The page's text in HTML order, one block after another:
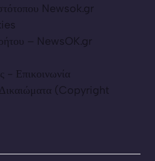
Newsok.gr
– NewsOK.gr
- Επικοινωνία
(Copyright